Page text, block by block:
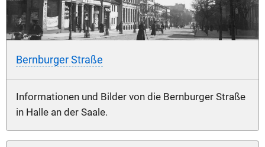
Bernburger Straße
Informationen und Bilder von die Bernburger Straße
in Halle an der Saale.